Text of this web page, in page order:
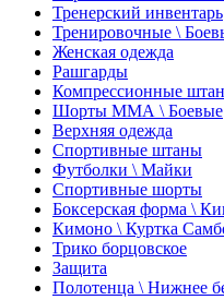
Тренерский инвентарь
Тренировочные \
Женская одежда
Рашгарды
Компрессионные
Шорты ММА \ Боевые
Верхняя одежда
Спортивные штаны
Футболки \ Майки
Спортивные шорты
Боксерская форма \
Кимоно \ Куртка
Трико борцовское
Защита
Полотенца \ Нижнее